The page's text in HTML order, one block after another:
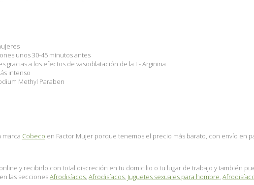
unos 30-45 minutos antes
gracias a los efectos de vasodilatación de la L- Arginina
intenso
Methyl Paraben
marca Cobeco en Factor Mujer porque tenemos el precio más barato, con envío en
y recibirlo con total discreción en tu domicilio o tu lugar de trabajo y también
las seccionesAfrodisíacos, Afrodisíacos, Juguetes sexuales para hombre,